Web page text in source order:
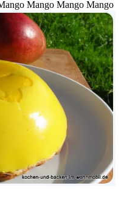
Mango Mango Mango